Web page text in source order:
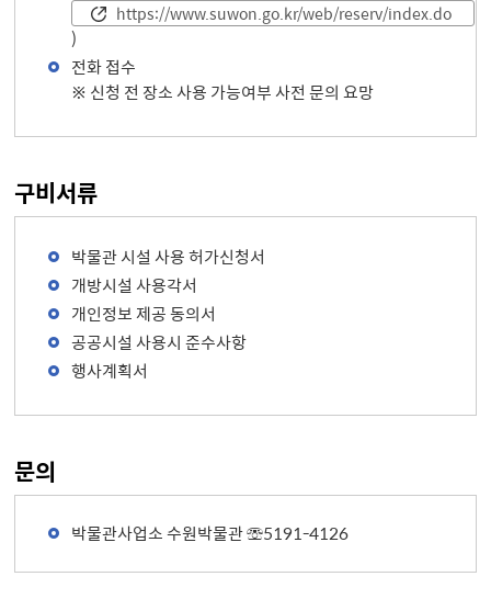
https://www.suwon.go.kr/web/reserv/index.do
)
전화 접수
※ 신청 전 장소 사용 가능여부 사전 문의 요망
구비서류
박물관 시설 사용 허가신청서
개방시설 사용각서
개인정보 제공 동의서
공공시설 사용시 준수사항
행사계획서
문의
박물관사업소 수원박물관 ☏5191-4126